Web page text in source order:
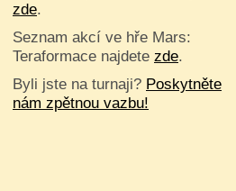
zde.
Seznam akcí ve hře Mars:
Teraformace najdete zde.
Byli jste na turnaji? Poskytněte
nám zpětnou vazbu!